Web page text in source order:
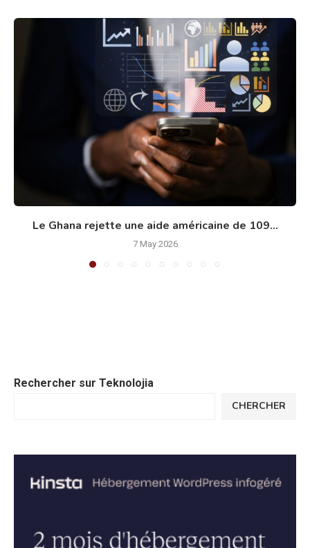
Le Ghana rejette une aide américaine de 109...
7 May 2026
Rechercher sur Teknolojia
CHERCHER